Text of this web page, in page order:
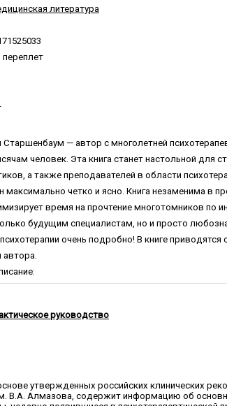
литература
Старшенбаум — автор с многолетней
человек. Эта книга станет настольной для
а также преподавателей в области
максимально четко и ясно. Книга незаменима в
время на прочтение многотомников по
будущим специалистам, но и просто
очень подробно! В книге
автора.
руководство
утвержденных российских клинических
В.А. Алмазова, содержит информацию об